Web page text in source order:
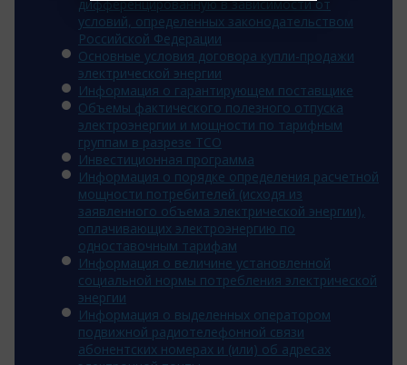
дифференцированную в зависимости от
условий, определенных законодательством
Российской Федерации
Основные условия договора купли-продажи
электрической энергии
Информация о гарантирующем поставщике
Объемы фактического полезного отпуска
электроэнергии и мощности по тарифным
группам в разрезе ТСО
Инвестиционная программа
Информация о порядке определения расчетной
мощности потребителей (исходя из
заявленного объема электрической энергии),
оплачивающих электроэнергию по
одноставочным тарифам
Информация о величине установленной
социальной нормы потребления электрической
энергии
Информация о выделенных оператором
подвижной радиотелефонной связи
абонентских номерах и (или) об адресах